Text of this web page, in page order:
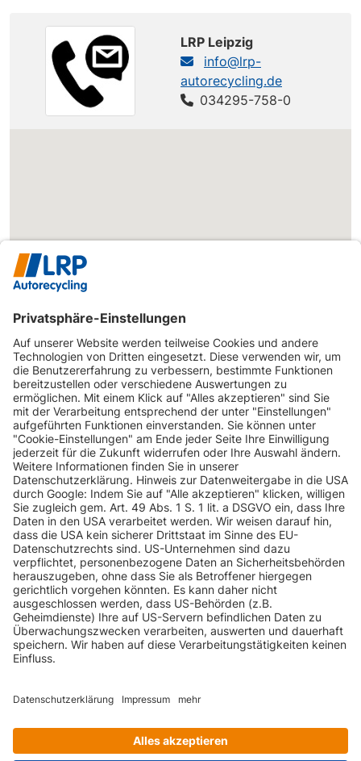
AUDI A6 (4F)
A6 3.0 TDI DPF
quattro
A6 (4F) A6 3.2 FSI 255 PS
tiptronic
AUDI
TDI
AUDI A6 (4F)
A6 Avant 2.0
TDI DPF
170 PS
AUDI A6 (4F)
A6 Avant 2.0
TFSI
170 PS
AUDI A6 (4F) A6 Avant 2.4 177 PS
AUDI A6 (4F)
A6 Avant 2.4
quattro
177 PS
AUDI A6 (4F)
A6 Avant 2.7
TDI
180 PS
AUDI A6 (4F)
A6 Avant 2.7
TDI DPF
190 PS
AUDI A6 (4F)
A6 Avant 2.7
TDI DPF quattro
tiptronic
190 PS
AUDI A6 (4F)
FSI
190 PS
LRP Leipzig
info@lrp-
autorecycling.de
034295-758-0
INFORMATIONEN
KUNDENSERVICE
INFORMATIONEN
ZAHLUNGSARTEN
KONTAKT
GEPRÜFTE QUALITÄT
VERSANDARTEN